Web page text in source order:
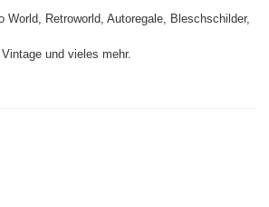
World, Retroworld, Autoregale, Bleschschilder,
Vintage und vieles mehr.